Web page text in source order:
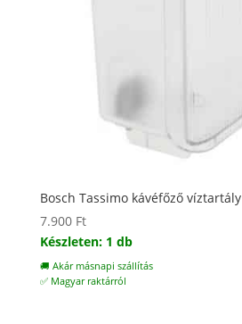
Bosch Tassimo kávéfőző víztartály
7.900 Ft
Készleten: 1 db
🚚 Akár másnapi szállítás
✅ Magyar raktárról